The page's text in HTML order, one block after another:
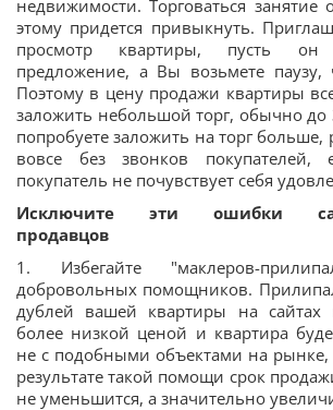
недвижимости. Торговаться занятие
этому придется привыкнуть.
просмотр квартиры, пусть он
предложение, а Вы возьмете паузу,
Поэтому в цену продажи квартиры
заложить небольшой торг, обычно до
попробуете заложить на торг больше,
вовсе без звонков
покупатель не почувствует себя
Исключите эти ошибки
продавцов
1. Избегайте "маклеров-
добровольных помощников.
дублей вашей квартиры на сайтах
более низкой ценой и квартира
не с подобными объектами на рынке,
результате такой помощи срок
не уменьшится, а значительно